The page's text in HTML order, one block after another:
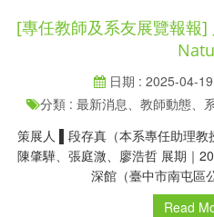
[專任教師及系友展覽報報
日期 : 2025-04-19
分類 : 最新消息、教師動態、系
策展人 ▌段存真（本系專任助理教
陳肇驊、張庭溦、廖浩哲 展期｜
深館（臺中市南屯區
Read